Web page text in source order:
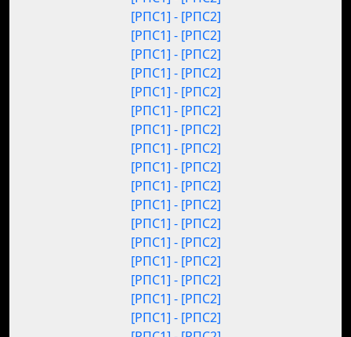
[РПС1] - [РПС2]
[РПС1] - [РПС2]
[РПС1] - [РПС2]
[РПС1] - [РПС2]
[РПС1] - [РПС2]
[РПС1] - [РПС2]
[РПС1] - [РПС2]
[РПС1] - [РПС2]
[РПС1] - [РПС2]
[РПС1] - [РПС2]
[РПС1] - [РПС2]
[РПС1] - [РПС2]
[РПС1] - [РПС2]
[РПС1] - [РПС2]
[РПС1] - [РПС2]
[РПС1] - [РПС2]
[РПС1] - [РПС2]